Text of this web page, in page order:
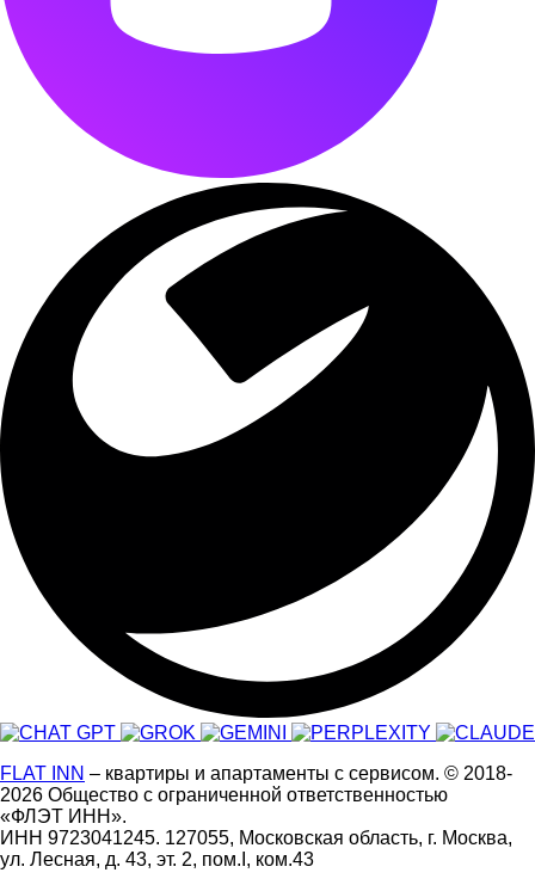
FLAT INN – квартиры и апартаменты с сервисом. © 2018-
2026 Общество с ограниченной ответственностью
«ФЛЭТ ИНН».
ИНН 9723041245. 127055, Московская область, г. Москва,
ул. Лесная, д. 43, эт. 2, пом.I, ком.43